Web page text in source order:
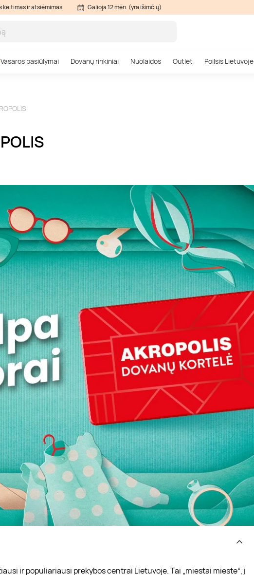
keitimas ir atsiėmimas Galioja 12 mėn. (yra išimčių)
Vasaros pasiūlymai Dovanų rinkiniai Nuolaidos Outlet Poilsis Lietuvoje
ir populiariausi prekybos centrai Lietuvoje. Tai „miestai mieste“, į